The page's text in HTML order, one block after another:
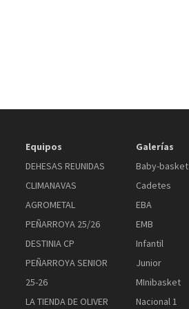
Equipos
DEHESAS REUNIDAS
CLIMANAVAS
AGROMETAL
PEÑARROYA 25/26
DESTINIA CP
PEÑARROYA SENIOR
25-26
LA TIENDA DE OLIVER
Galerías
Baby-basket
Cadetes
EBA
EMB
Infantil
Junior
MInibasket
Nacional 1